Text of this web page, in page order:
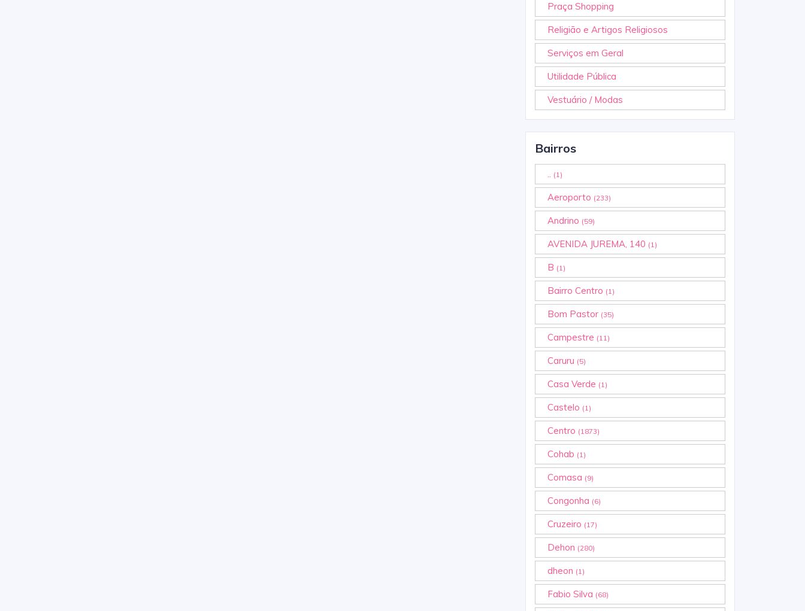
Praça Shopping
Religião e Artigos Religiosos
Serviços em Geral
Utilidade Pública
Vestuário / Modas
Bairros
.. (1)
Aeroporto (233)
Andrino (59)
AVENIDA JUREMA, 140 (1)
B (1)
Bairro Centro (1)
Bom Pastor (35)
Campestre (11)
Caruru (5)
Casa Verde (1)
Castelo (1)
Centro (1873)
Cohab (1)
Comasa (9)
Congonha (6)
Cruzeiro (17)
Dehon (280)
dheon (1)
Fabio Silva (68)